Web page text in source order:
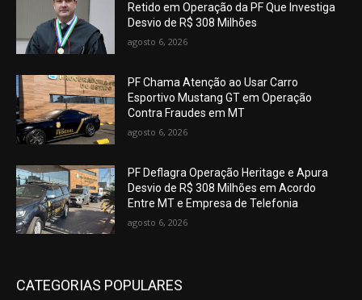
Retido em Operação da PF Que Investiga
Desvio de R$ 308 Milhões
agosto 6, 2026
PF Chama Atenção ao Usar Carro
Esportivo Mustang GT em Operação
Contra Fraudes em MT
agosto 6, 2026
PF Deflagra Operação Heritage e Apura
Desvio de R$ 308 Milhões em Acordo
Entre MT e Empresa de Telefonia
agosto 6, 2026
CATEGORIAS POPULARES